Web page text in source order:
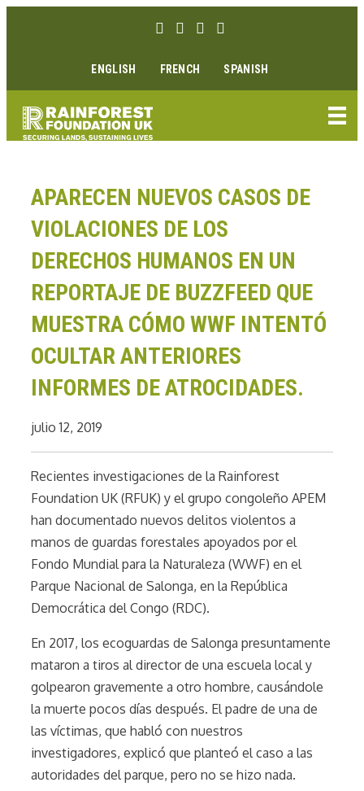
Enlace Facebook
Enlace Instagram
Enlace Youtube
Linkedin link
ENGLISH FRENCH SPANISH
APARECEN NUEVOS CASOS DE
VIOLACIONES DE LOS
DERECHOS HUMANOS EN UN
REPORTAJE DE BUZZFEED QUE
MUESTRA CÓMO WWF INTENTÓ
OCULTAR ANTERIORES
INFORMES DE ATROCIDADES.
julio 12, 2019
Recientes investigaciones de la Rainforest
Foundation UK (RFUK) y el grupo congoleño APEM
han documentado nuevos delitos violentos a
manos de guardas forestales apoyados por el
Fondo Mundial para la Naturaleza (WWF) en el
Parque Nacional de Salonga, en la República
Democrática del Congo (RDC).
En 2017, los ecoguardas de Salonga presuntamente
mataron a tiros al director de una escuela local y
golpearon gravemente a otro hombre, causándole
la muerte pocos días después. El padre de una de
las víctimas, que habló con nuestros
investigadores, explicó que planteó el caso a las
autoridades del parque, pero no se hizo nada.